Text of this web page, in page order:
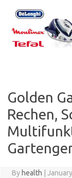
content
Golden
Rechen,
By health